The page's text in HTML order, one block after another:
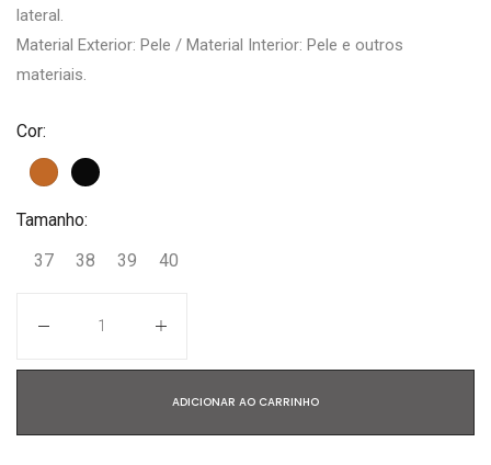
lateral.
Material Exterior: Pele / Material Interior: Pele e outros
materiais.
Cor:
Tamanho:
37
38 39 40
ADICIONAR AO CARRINHO